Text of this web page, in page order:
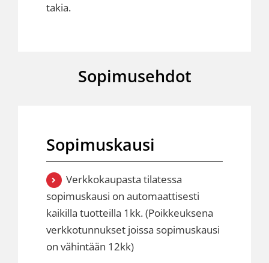
takia.
Sopimusehdot
Sopimuskausi
Verkkokaupasta tilatessa
sopimuskausi on automaattisesti
kaikilla tuotteilla 1kk. (Poikkeuksena
verkkotunnukset joissa sopimuskausi
on vähintään 12kk)